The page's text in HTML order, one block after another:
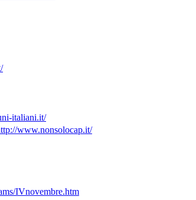
italiani.it/
www.nonsolocap.it/
IVnovembre.htm